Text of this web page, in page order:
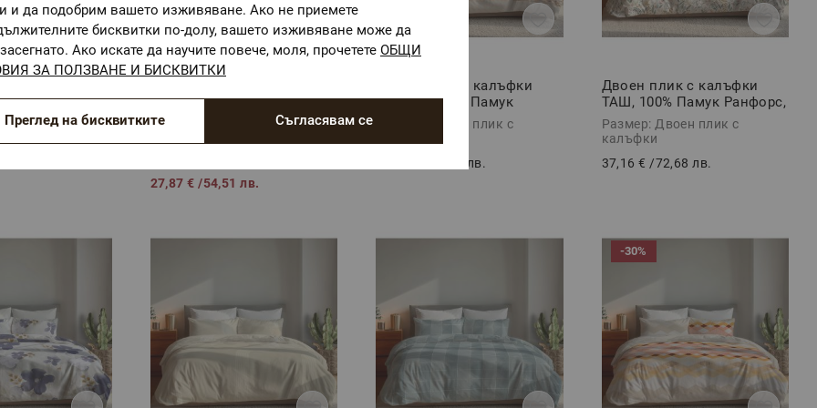
с калъфки
Памук
плик с
СОФИ, 100% Памук
Ранфорс, 3 части
Размер: Двоен плик с
27,87 € /54,51 лв.
Двоен плик с калъфки
ЕВЕРЕТ, 100% Памук
Ранфорс, 3 части
Размер: Двоен плик с
72,68 лв.
Двоен плик с калъфки
ТАШ, 100% Памук Ранфорс,
3 части
Размер: Двоен плик с
калъфки
37,16 € /72,68 лв.
-30%
и да подобрим вашето изживяване. Ако не приемете
бисквитки по-долу, вашето изживяване може да
Ако искате да научите повече, моля, прочетете ОБЩИ
ЗА ПОЛЗВАНЕ И БИСКВИТКИ
Съгласявам се
Преглед на бисквитките